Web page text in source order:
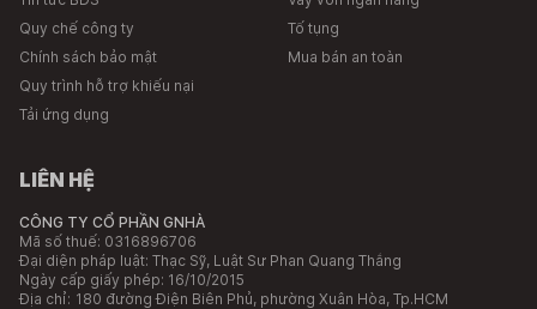
Quy chế công ty
Chính sách bảo mật
Quy trình hỗ trợ khiếu nại
Tải ứng dụng
Tố tụng
Mua bán an toàn
LIÊN HỆ
CÔNG TY CỔ PHẦN GNHÀ
Mã số thuế: 0316896706
Đại diện pháp luật: Thạc Sỹ, Luật Sư Phan Quang Thắng
Ngày cấp giấy phép: 16/10/2015
Địa chỉ: 180 đường Điện Biên Phủ, phường Xuân Hòa, Tp.HCM